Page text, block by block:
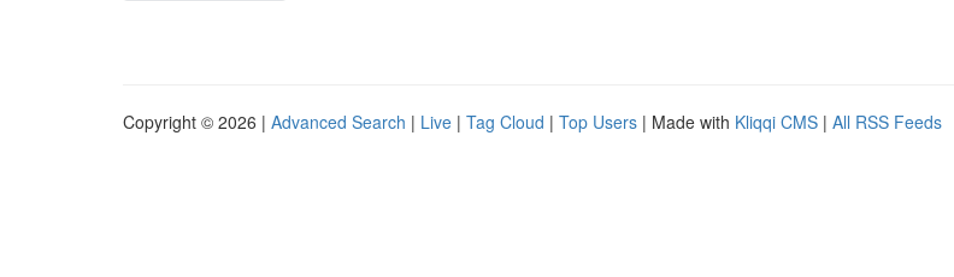
Copyright © 2026 | Advanced Search | Live | Tag Cloud | Top Users | Made with Kliqqi CMS | All RSS Feeds